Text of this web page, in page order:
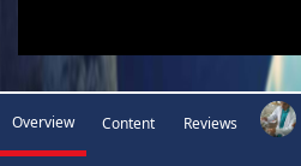
Overview Content Reviews